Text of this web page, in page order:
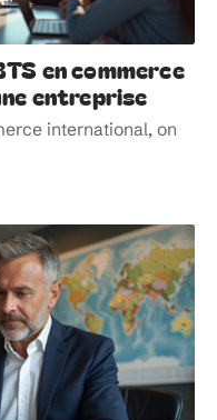
en commerce
entreprise
international, on